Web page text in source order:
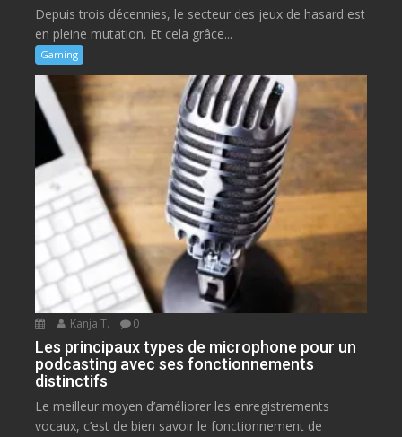
Depuis trois décennies, le secteur des jeux de hasard est
en pleine mutation. Et cela grâce...
Gaming
Kanja T. 0
Les principaux types de microphone pour un
podcasting avec ses fonctionnements
distinctifs
Le meilleur moyen d’améliorer les enregistrements
vocaux, c’est de bien savoir le fonctionnement de